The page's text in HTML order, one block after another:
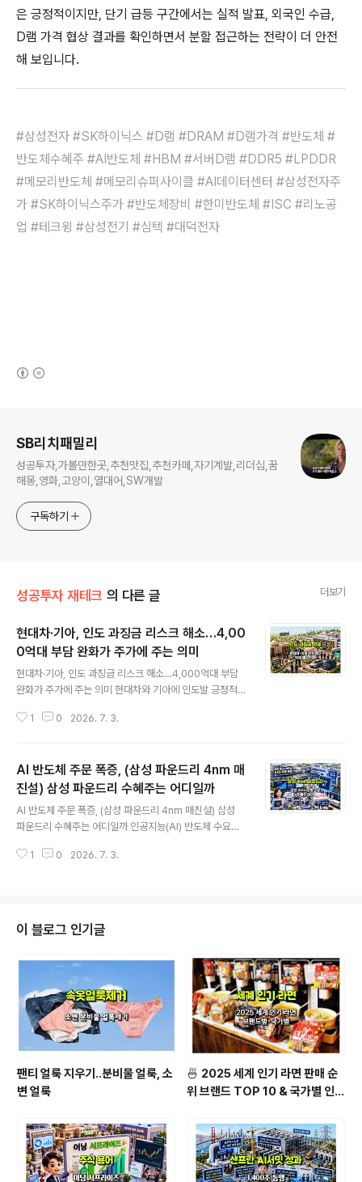
은 긍정적이지만, 단기 급등 구간에서는 실적 발표, 외국인 수급,
D램 가격 협상 결과를 확인하면서 분할 접근하는 전략이 더 안전
해 보입니다.
#삼성전자 #SK하이닉스 #D램 #DRAM #D램가격 #반도체 #
반도체수혜주 #AI반도체 #HBM #서버D램 #DDR5 #LPDDR
#메모리반도체 #메모리슈퍼사이클 #AI데이터센터 #삼성전자주
가 #SK하이닉스주가 #반도체장비 #한미반도체 #ISC #리노공
업 #테크윙 #삼성전기 #심텍 #대덕전자
SB리치패밀리
성공투자,가볼만한곳,추천맛집,추천카페,자기계발,리더십,꿈
해몽,영화,고양이,열대어,SW개발
구독하기
성공투자 재테크 의 다른 글 더보기
현대차·기아, 인도 과징금 리스크 해소…4,00
0억대 부담 완화가 주가에 주는 의미
현대차·기아, 인도 과징금 리스크 해소…4,000억대 부담
완화가 주가에 주는 의미 현대차와 기아에 인도발 긍정적
인도법인, 마힌드라앤마힌드라 등 주요 완성차 업체에 부
으로 전해졌습니다.보도에 따르면 이번 과징금 규모는 전
체 자동차 업계 기준 약 270억 루피, 원화로 약 4,000억
원대에 해당합니다. KPI뉴스는 현대차 인도법인에 약 300
억 루피, 기아 인도법인에 약 135억 루피 수준의 과징금 부
담이 거론됐으나, 인도 정부가 표준 과징금 산정 계수를 낮
추는 방식으로 부담을 대폭 줄였다고 보도했습니다.이번
1 0 2026. 7. 3.
AI 반도체 주문 폭증, (삼성 파운드리 4nm 매
진설) 삼성 파운드리 수혜주는 어디일까
AI 반도체 주문 폭증, (삼성 파운드리 4nm 매진설) 삼성
파운드리 수혜주는 어디일까 인공지능(AI) 반도체 수요가
분위기가 달라지고 있습니다. 그동안 첨단 공정 시장은 TS
nm 공정이 사실상 풀가동 수준에 근접했고, 삼성전자가 선
별적으로 주문을 받기 시작했다는 보도가 나왔습니다. 단
순히 “주문이 늘었다”는 의미를 넘어, 삼성 파운드리가 가
격과 고객을 선택할 수 있는 협상력을 일부 회복하고 있다
는 점에서 주목할 필요가 있습니다.특히 4nm는 삼성전자
파운드리 사업의 신뢰 회복 구..
1 0 2026. 7. 3.
이 블로그 인기글
팬티 얼룩 지우기..분비물 얼룩, 소
변 얼룩
🍜 2025 세계 인기 라면 판매 순
위 브랜드 TOP 10 & 국가별 인기